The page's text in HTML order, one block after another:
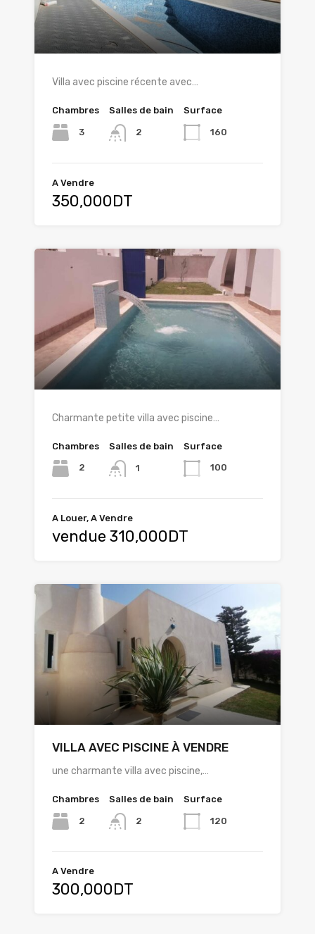
Villa avec piscine récente avec…
Chambres
3
Salles de bain
2
Surface
160
A Vendre
350,000DT
Charmante petite villa avec piscine…
Chambres
2
Salles de bain
1
Surface
100
A Louer, A Vendre
vendue 310,000DT
VILLA AVEC PISCINE À VENDRE
une charmante villa avec piscine,…
Chambres
2
Salles de bain
2
Surface
120
A Vendre
300,000DT